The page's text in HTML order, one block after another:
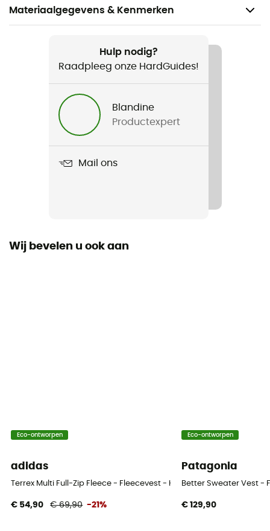
Materiaalgegevens & Kenmerken
Wandelen / Trekking / Dagelijks Leven / Skiën /
Wintersport
Hulp nodig?
Raadpleeg onze HardGuides!
Blandine
Productexpert
Mail ons
Wij bevelen u ook aan
Eco-ontworpen
adidas
Terrex Multi Full-Zip Fleece - Fleecevest - Heren
€ 54,90 € 69,90 -21%
Eco-ontworpen
Patagonia
Better Sweater Vest -
€ 129,90